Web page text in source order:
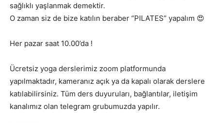
sağlıklı yaşlanmak demektir.
O zaman siz de bize katılın beraber “PILATES” yapalım 😍
Her pazar saat 10.00’da !
Ücretsiz yoga derslerimiz zoom platformunda
yapılmaktadır, kameranız açık ya da kapalı olarak derslere
katılabilirsiniz. Tüm ders duyuruları, bağlantılar, iletişim
kanalımız olan telegram grubumuzda yapılır.